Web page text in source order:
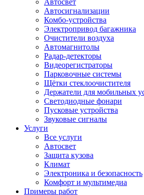
Автосвет
Автосигнализации
Комбо-устройства
Электропривод багажника
Очистители воздуха
Автомагнитолы
Радар-детекторы
Видеорегистраторы
Парковочные системы
Щётки стеклоочистителя
Держатели для мобильных
Светодиодные фонари
Пусковые устройства
Звуковые сигналы
Услуги
Все услуги
Автосвет
Защита кузова
Климат
Электроника и безопасность
Комфорт и мультимедиа
Примеры работ